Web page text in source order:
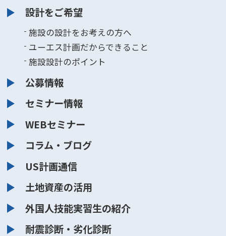
設計をご希望
施設の設計をお考えの方へ
ユーエス計画だからできること
施設設計のポイント
公募情報
セミナー情報
WEBセミナー
コラム・ブログ
US計画通信
土地資産の活用
外国人技能実習生の紹介
耐震診断・劣化診断